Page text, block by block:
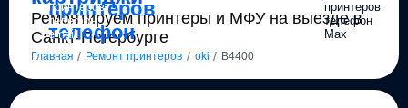
Ремонтируем принтеры и МФУ на выезде в
Санкт-Петербурге
Главная / Ремонт принтеров / oki / B4400